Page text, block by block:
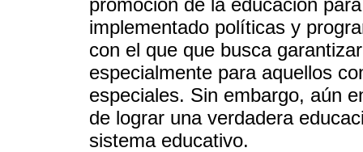
implementado políticas y
con el que que busca
especialmente para aquellos
especiales. Sin embargo, aún
de lograr una verdadera
sistema educativo.